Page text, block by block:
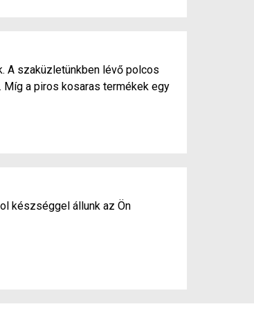
A szaküzletünkben lévő polcos
a piros kosaras termékek egy
készséggel állunk az Ön